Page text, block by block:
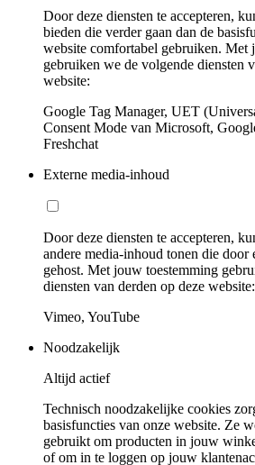
Door deze diensten te accepteren,
bieden die verder gaan dan de
website comfortabel gebruiken. Met
gebruiken we de volgende diensten
website:
Google Tag Manager, UET
Consent Mode van Microsoft,
Freshchat
Externe media-inhoud
Door deze diensten te accepteren,
andere media-inhoud tonen die
gehost. Met jouw toestemming
diensten van derden op deze website:
Vimeo, YouTube
Noodzakelijk
Altijd actief
Technisch noodzakelijke cookies
basisfuncties van onze website. Ze
gebruikt om producten in jouw
of om in te loggen op jouw